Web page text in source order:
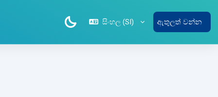
සිංහල ‎(SI)‎ ඇතුලත් වන්න